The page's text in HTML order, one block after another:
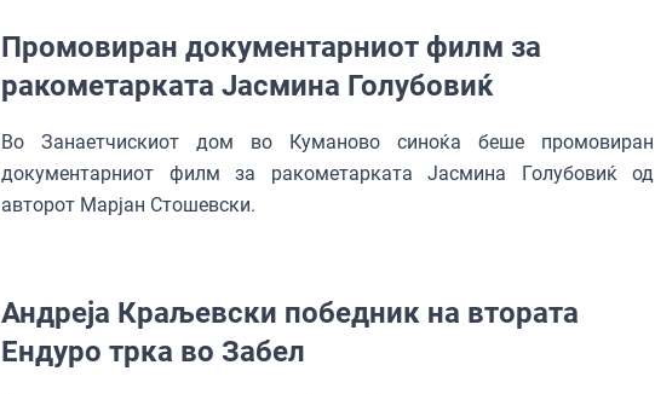
Промовиран документарниот филм за
ракометарката Јасмина Голубовиќ
Во Занаетчискиот дом во Куманово синоќа беше промовиран
документарниот филм за ракометарката Јасмина Голубовиќ од
авторот Марјан Стошевски.
Андреја Краљевски победник на втората
Ендуро трка во Забел